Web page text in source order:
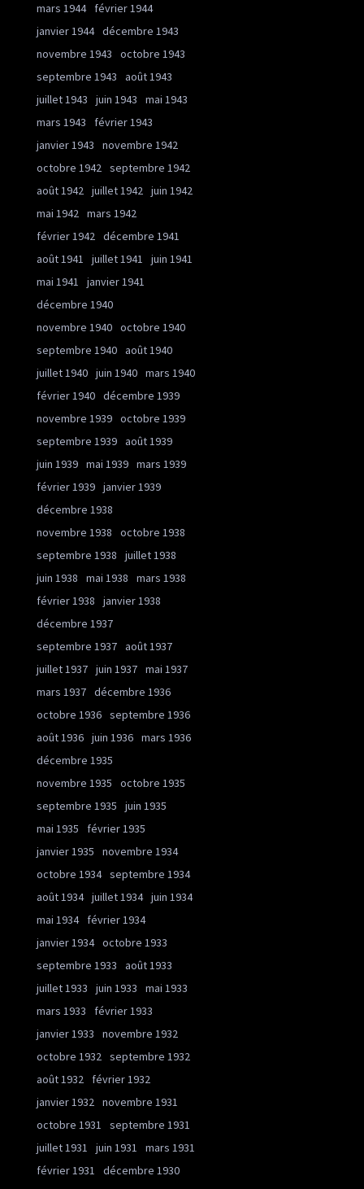
mars 1944
février 1944
janvier 1944 décembre 1943
novembre 1943
octobre 1943
septembre 1943
août 1943
juillet 1943
juin 1943
mai 1943
mars 1943
février 1943
janvier 1943
novembre 1942
octobre 1942 septembre 1942
août 1942 juillet 1942 juin 1942
mai 1942 mars 1942
février 1942 décembre 1941
août 1941
juillet 1941
juin 1941
mai 1941
janvier 1941
décembre 1940
novembre 1940 octobre 1940
septembre 1940 août 1940
juillet 1940 juin 1940 mars 1940
février 1940 décembre 1939
novembre 1939 octobre 1939
septembre 1939 août 1939
juin 1939 mai 1939 mars 1939
février 1939 janvier 1939
décembre 1938
novembre 1938
octobre 1938
septembre 1938
juillet 1938
juin 1938
mai 1938
mars 1938
février 1938
janvier 1938
décembre 1937
septembre 1937 août 1937
juillet 1937 juin 1937 mai 1937
mars 1937 décembre 1936
octobre 1936 septembre 1936
août 1936 juin 1936 mars 1936
décembre 1935
novembre 1935
octobre 1935
septembre 1935
juin 1935
mai 1935
février 1935
janvier 1935
novembre 1934
octobre 1934 septembre 1934
août 1934 juillet 1934 juin 1934
mai 1934
février 1934
janvier 1934 octobre 1933
septembre 1933
août 1933
juillet 1933
juin 1933
mai 1933
mars 1933
février 1933
janvier 1933
novembre 1932
octobre 1932 septembre 1932
août 1932
février 1932
janvier 1932 novembre 1931
octobre 1931
septembre 1931
juillet 1931
juin 1931
mars 1931
février 1931
décembre 1930